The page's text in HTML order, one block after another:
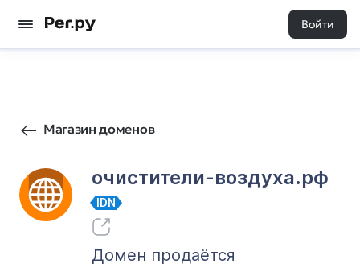
Войти
Магазин доменов
очистители-воздуха.рф
IDN
35 0
Домен продаётся